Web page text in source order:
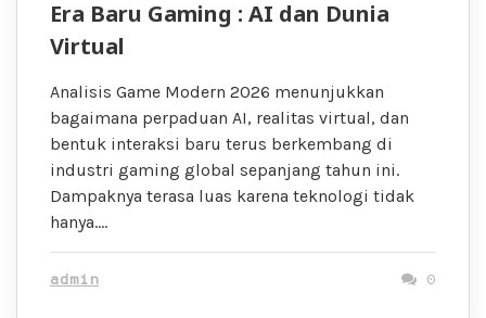
Era Baru Gaming : AI dan Dunia
Virtual
Analisis Game Modern 2026 menunjukkan
bagaimana perpaduan AI, realitas virtual, dan
bentuk interaksi baru terus berkembang di
industri gaming global sepanjang tahun ini.
Dampaknya terasa luas karena teknologi tidak
hanya….
admin 0